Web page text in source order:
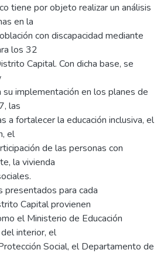
tiene por objeto realizar un análisis
en la
con discapacidad mediante
los 32
Capital. Con dicha base, se
su implementación en los planes de
las
a fortalecer la educación inclusiva, el
el
de las personas con
la vivienda
para cada
Capital provienen
el Ministerio de Educación
interior, el
Social, el Departamento de